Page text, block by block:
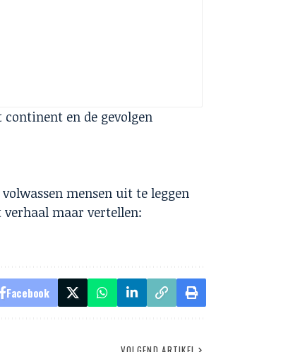
en de gevolgen
mensen uit te leggen
maar vertellen:
Facebook